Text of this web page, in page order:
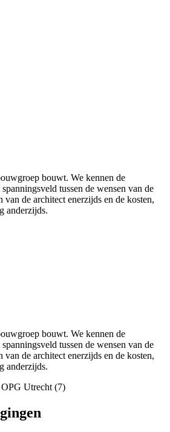
bouwt. We kennen de
tussen de wensen van de
van de architect enerzijds en de kosten,
anderzijds.
bouwt. We kennen de
tussen de wensen van de
van de architect enerzijds en de kosten,
anderzijds.